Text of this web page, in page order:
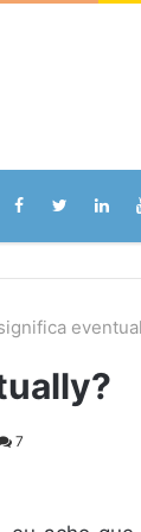
7